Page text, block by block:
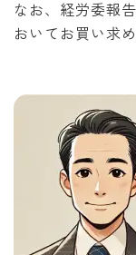
なお、経労委報告
おいてお買い求